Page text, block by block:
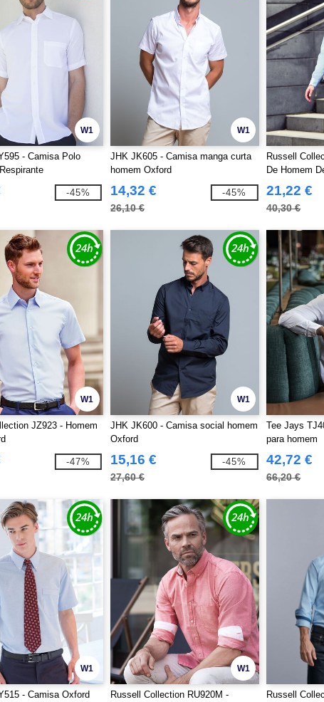
W1
- Camisa Polo
-45%
W1
JHK JK605 - Camisa manga curta
homem Oxford
14,32 €
26,10 €
-45%
Russell
De Homem
Herringbone
21,22 €
40,30 €
W1
JZ923 - Homem
-47%
W1
JHK JK600 - Camisa social homem
Oxford
15,16 €
27,60 €
-45%
Tee Jays
para homem
42,72 €
66,20 €
W1
- Camisa Oxford
W1
Russell Collection RU920M -
Russell